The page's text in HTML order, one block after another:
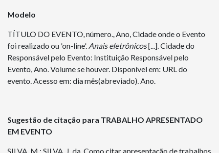
Modelo
TÍTULO DO EVENTO, número., Ano, Cidade onde o Evento
foi realizado ou 'on-line'. Anais eletrônicos[...]. Cidade do
Responsável pelo Evento: Instituição Responsável pelo
Evento, Ano. Volume se houver. Disponível em: URL do
evento. Acesso em: dia mês(abreviado). Ano.
Sugestão de citação para TRABALHO APRESENTADO
EM EVENTO
SILVA, M.; SILVA, J. da. Como citar apresentação de trabalhos